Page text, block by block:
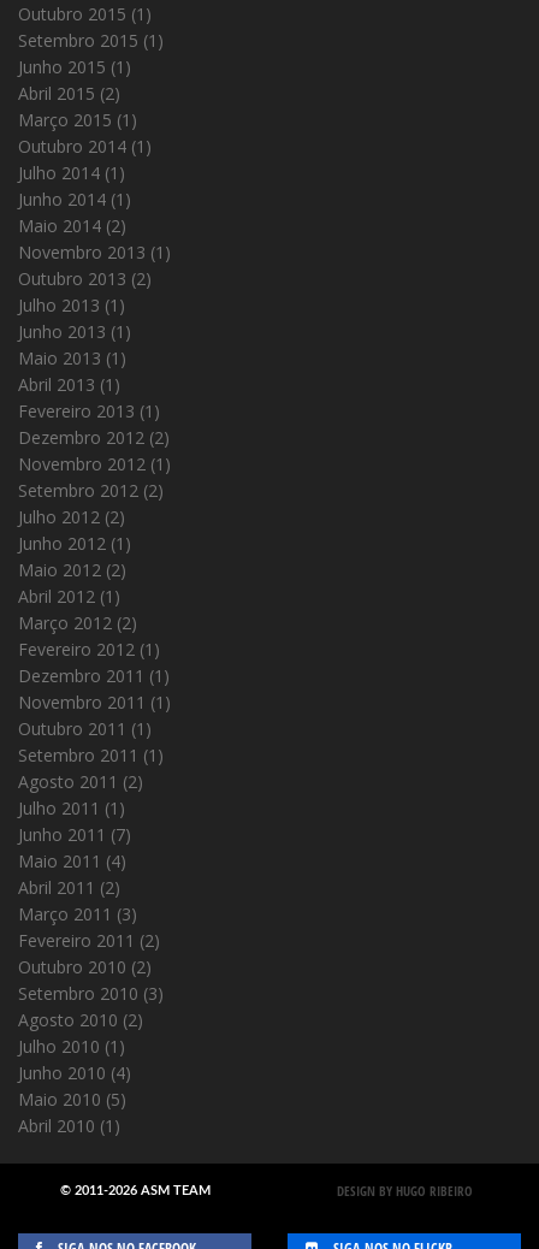
Outubro 2015 (1)
Setembro 2015 (1)
Junho 2015 (1)
Abril 2015 (2)
Março 2015 (1)
Outubro 2014 (1)
Julho 2014 (1)
Junho 2014 (1)
Maio 2014 (2)
Novembro 2013 (1)
Outubro 2013 (2)
Julho 2013 (1)
Junho 2013 (1)
Maio 2013 (1)
Abril 2013 (1)
Fevereiro 2013 (1)
Dezembro 2012 (2)
Novembro 2012 (1)
Setembro 2012 (2)
Julho 2012 (2)
Junho 2012 (1)
Maio 2012 (2)
Abril 2012 (1)
Março 2012 (2)
Fevereiro 2012 (1)
Dezembro 2011 (1)
Novembro 2011 (1)
Outubro 2011 (1)
Setembro 2011 (1)
Agosto 2011 (2)
Julho 2011 (1)
Junho 2011 (7)
Maio 2011 (4)
Abril 2011 (2)
Março 2011 (3)
Fevereiro 2011 (2)
Outubro 2010 (2)
Setembro 2010 (3)
Agosto 2010 (2)
Julho 2010 (1)
Junho 2010 (4)
Maio 2010 (5)
Abril 2010 (1)
© 2011-2026 ASM TEAM DESIGN BY HUGO RIBEIRO